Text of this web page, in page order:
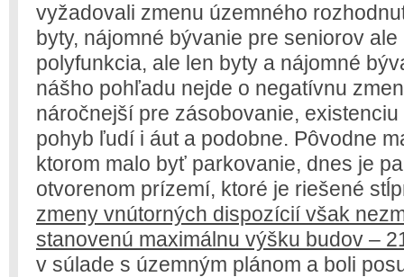
vyžadovali zmenu územného
byty, nájomné bývanie pre seniorov
polyfunkcia, ale len byty a nájomné
nášho pohľadu nejde o negatívnu
náročnejší pre zásobovanie,
pohyb ľudí i áut a podobne. Pôvodne
ktorom malo byť parkovanie, dnes je
otvorenom prízemí, ktoré je riešené
zmeny vnútorných dispozícií však
stanovenú maximálnu výšku budov –
v súlade s územným plánom a boli